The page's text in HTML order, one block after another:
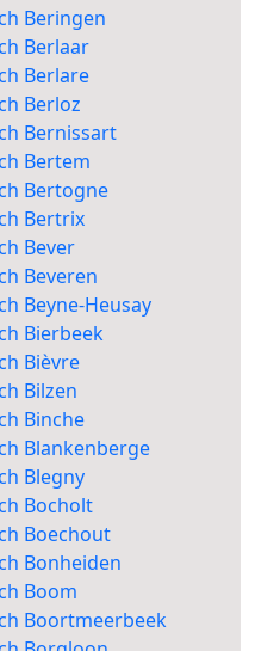
Beringen
Berlaar
Berlare
Berloz
Bernissart
Bertem
Bertogne
Bertrix
Bever
Beveren
Beyne-Heusay
Bierbeek
Bièvre
Bilzen
Binche
Blankenberge
Blegny
Bocholt
Boechout
Bonheiden
Boom
Boortmeerbeek